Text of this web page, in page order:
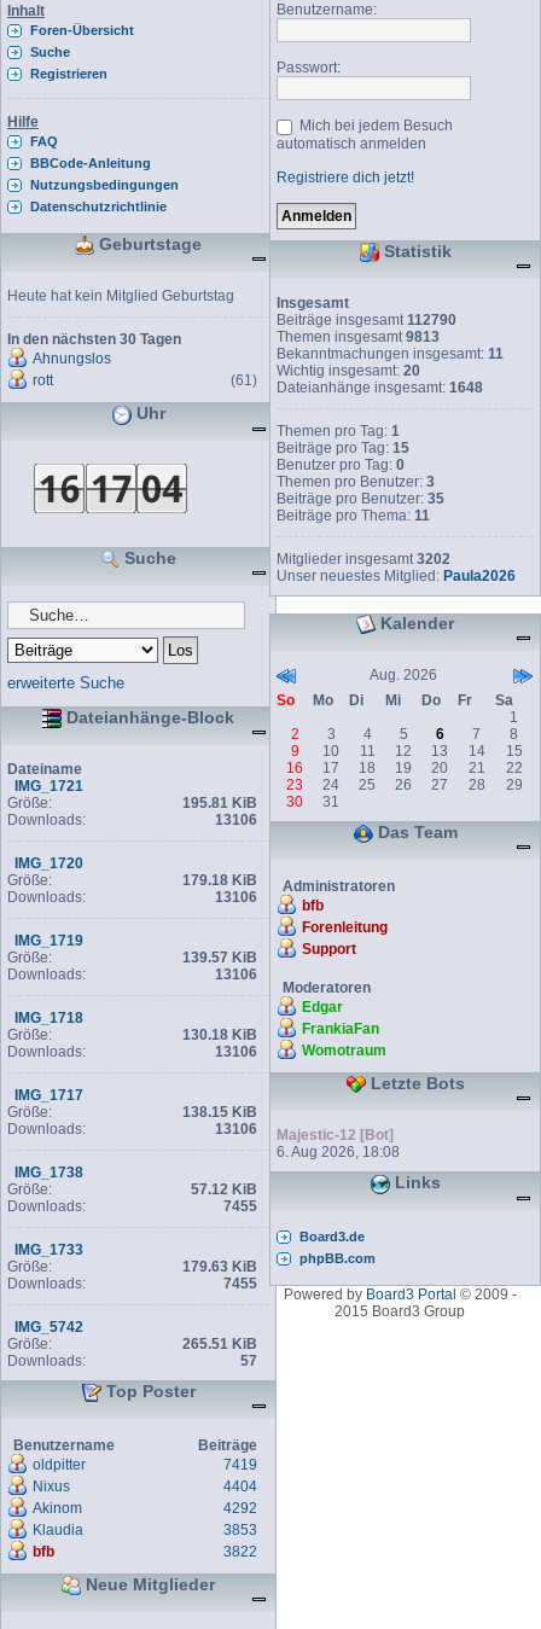
Inhalt
Foren-Übersicht
Suche
Registrieren
Hilfe
FAQ
BBCode-Anleitung
Nutzungsbedingungen
Datenschutzrichtlinie
Geburtstage
Heute hat kein Mitglied Geburtstag
In den nächsten 30 Tagen
Ahnungslos
rott
(61)
Uhr
Suche
erweiterte Suche
Dateianhänge-Block
Dateiname
IMG_1721
Größe:
195.81 KiB
Downloads:
13106
IMG_1720
Größe:
179.18 KiB
Downloads:
13106
IMG_1719
Größe:
139.57 KiB
Downloads:
13106
IMG_1718
Größe:
130.18 KiB
Downloads:
13106
IMG_1717
Größe:
138.15 KiB
Downloads:
13106
IMG_1738
Größe:
57.12 KiB
Downloads:
7455
IMG_1733
Größe:
179.63 KiB
Downloads:
7455
IMG_5742
Größe:
265.51 KiB
Downloads:
57
Top Poster
Benutzername
Beiträge
oldpitter
7419
Nixus
4404
Akinom
4292
Klaudia
3853
bfb
3822
Neue Mitglieder
Benutzername:
Passwort:
Mich bei jedem Besuch
automatisch anmelden
Registriere dich jetzt!
Statistik
Insgesamt
Beiträge insgesamt 112790
Themen insgesamt9813
Bekanntmachungen insgesamt: 11
Wichtig insgesamt:20
Dateianhänge insgesamt: 1648
Themen pro Tag: 1
Beiträge pro Tag: 15
Benutzer pro Tag:0
Themen pro Benutzer:3
Beiträge pro Benutzer:35
Beiträge pro Thema: 11
Mitglieder insgesamt3202
Unser neuestes Mitglied:Paula2026
Kalender
Aug. 2026
So
Mo Di Mi Do Fr
Sa
1
2
3 4 5 6 7
8
9
10 11 12 13 14
15
16
17 18 19 20 21
22
23
24 25 26 27 28
29
30
31
Das Team
Administratoren
bfb
Forenleitung
Support
Moderatoren
Edgar
FrankiaFan
Womotraum
Letzte Bots
Majestic-12 [Bot]
6. Aug 2026, 18:08
Links
Board3.de
phpBB.com
Powered by Board3 Portal © 2009 -
2015 Board3 Group